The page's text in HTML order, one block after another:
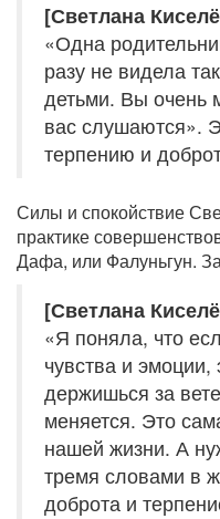
[Светлана
«Одна
разу не видела
детьми. Вы очень
вас слушаются».
терпению и
Силы и спокойствие
практике
Дафа, или Фалуньгун.
[Светлана
«Я поняла, что
чувства и эмоции,
держишься за
меняется. Это
нашей жизни. А
тремя словами в
доброта и